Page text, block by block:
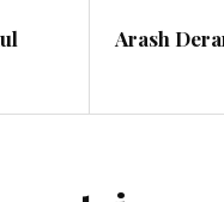
Arash